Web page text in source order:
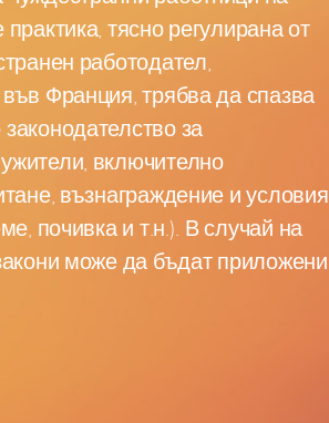
тясно регулирана от
работодател,
Франция, трябва да спазва
за
включително
възнаграждение и условия
почивка и т.н.). В случай на
може да бъдат приложени